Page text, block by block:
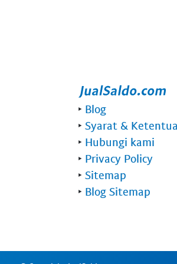
‣ Blog
‣ Syarat &
‣ Hubungi kami
‣ Privacy Policy
‣ Sitemap
‣ Blog Sitemap